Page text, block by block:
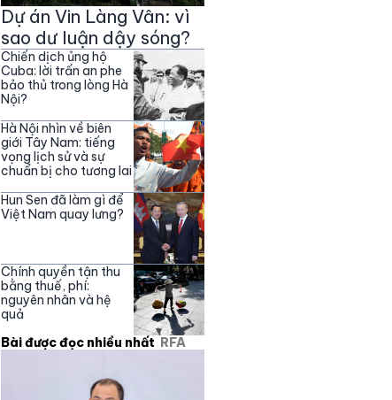
Dự án Vin Làng Vân: vì
sao dư luận dậy sóng?
Chiến dịch ủng hộ
Cuba: lời trấn an phe
bảo thủ trong lòng Hà
Nội?
Hà Nội nhìn về biên
giới Tây Nam: tiếng
vọng lịch sử và sự
chuẩn bị cho tương lai
Hun Sen đã làm gì để
Việt Nam quay lưng?
Chính quyền tận thu
bằng thuế, phí:
nguyên nhân và hệ
quả
Bài được đọc nhiều nhất RFA